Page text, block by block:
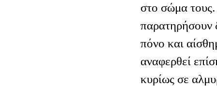
στο σώμα
παρατηρήσουν
πόνο και
αναφερθεί
κυρίως σε